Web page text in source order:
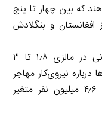
که بین چهار تا پنج
افغانستان و بنگلادش
: جمعیت نیروی‌کار مهاجر قانونی در مالزی ۱٫۸ تا ۳
نیروی‌کار مهاجر
غیرقانونی در این کشور بین ۱٫۴۶ تا ۴٫۶ میلیون نفر متغیر